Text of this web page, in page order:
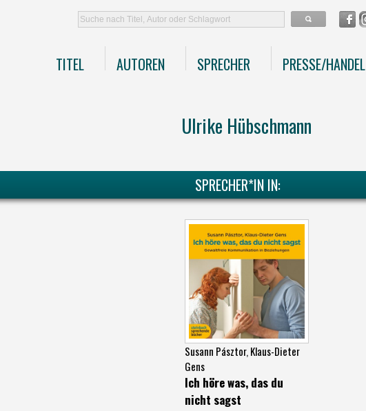
TITEL AUTOREN SPRECHER PRESSE/HANDEL
Ulrike Hübschmann
SPRECHER*IN IN:
Susann Pásztor,Klaus-Dieter
Gens
Ich höre was, das du
nicht sagst